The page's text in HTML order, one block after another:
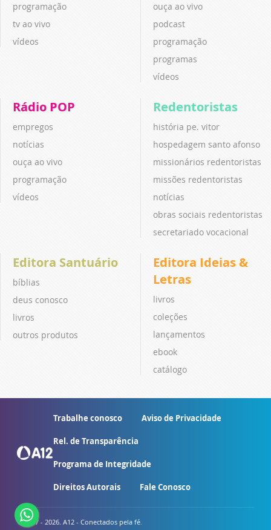
programação
tv ao vivo
vídeos
ouça ao vivo
podcast
programação
programas
vídeos
Rádio POP
empregos
notícias
ouça ao vivo
programação
vídeos
Redentoristas
história pe. vitor
hospedagem santo afonso
missionários redentoristas
missões redentoristas
notícias
obras sociais redentoristas
secretariado vocacional
Editora Santuário
bíblias
deus conosco
livros
outros produtos
Editora Ideias &
Letras
livros
coleções
lançamentos
ebook
catálogo
Trabalhe conosco Aviso de Privacidade
Rel. de Transparência
Programa de Integridade
Direitos Autorais Fale Conosco
© 2007 - 2026. A12 - Conectados pela fé.